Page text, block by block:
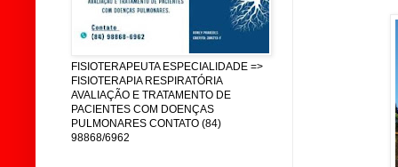
FISIOTERAPEUTA ESPECIALIDADE =>
FISIOTERAPIA RESPIRATÓRIA
AVALIAÇÃO E TRATAMENTO DE
PACIENTES COM DOENÇAS
PULMONARES CONTATO (84)
98868/6962